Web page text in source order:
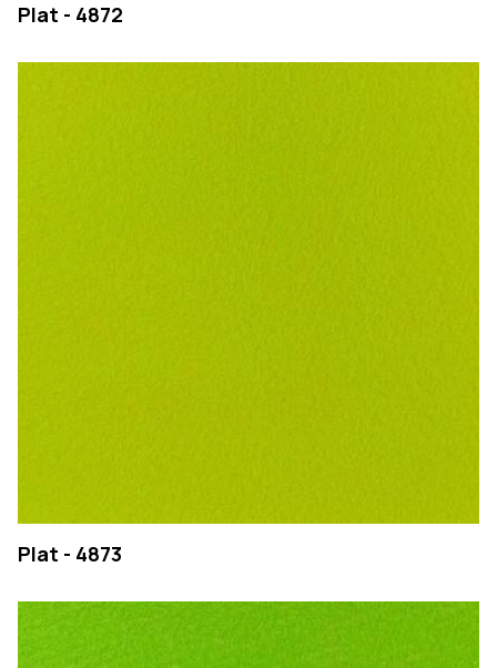
Plat - 4872
Plat - 4873